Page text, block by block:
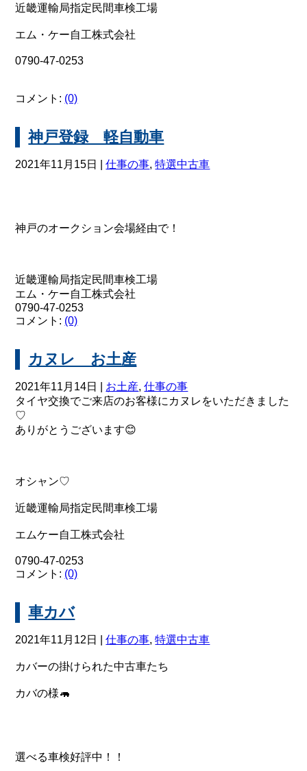
近畿運輸局指定民間車検工場
エム・ケー自工株式会社
0790-47-0253
コメント: (0)
神戸登録 軽自動車
2021年11月15日 |仕事の事,特選中古車
神戸のオークション会場経由で！
近畿運輸局指定民間車検工場
エム・ケー自工株式会社
0790-47-0253
コメント: (0)
カヌレ お土産
2021年11月14日 | お土産,仕事の事
タイヤ交換でご来店のお客様にカヌレをいただきました
♡
ありがとうございます😊
オシャン♡
近畿運輸局指定民間車検工場
エムケー自工株式会社
0790-47-0253
コメント: (0)
車カバ
2021年11月12日 |仕事の事,特選中古車
カバーの掛けられた中古車たち
カバの様🦛
選べる車検好評中！！